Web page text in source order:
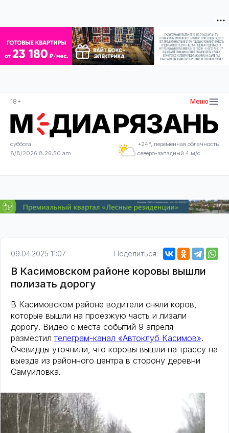
18+ Меню
суббота
8/8/2026 8:26:50 am
+24°, переменная облачность
северо-западный 4 м/с
09.04.2025 11:07 Поделиться:
В Касимовском районе коровы вышли
полизать дорогу
В Касимовском районе водители сняли коров,
которые вышли на проезжую часть и лизали
дорогу. Видео с места событий 9 апреля
разместил телеграм-канал «Автоклуб Касимов».
Очевидцы уточнили, что коровы вышли на трассу на
выезде из районного центра в сторону деревни
Самуиловка.